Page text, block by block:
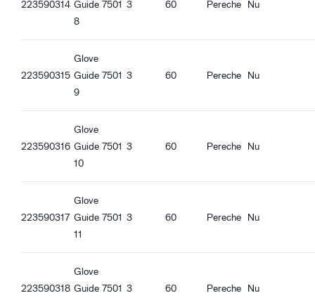
223590314 Guide 7501
8
3 60 Pereche Nu
223590315
Glove
Guide 7501
9
3 60 Pereche Nu
223590316
Glove
Guide 7501
10
3 60 Pereche Nu
223590317
Glove
Guide 7501
11
3 60 Pereche Nu
223590318
Glove
Guide 7501 3 60 Pereche Nu